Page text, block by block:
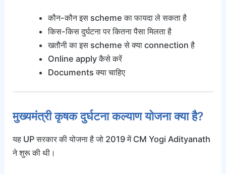
कौन-कौन इस scheme का फायदा ले सकता है
किस-किस दुर्घटना पर कितना पैसा मिलता है
खतौनी का इस scheme से क्या connection है
Online apply कैसे करें
Documents क्या चाहिए
मुख्यमंत्री कृषक दुर्घटना कल्याण योजना क्या है?
यह UP सरकार की योजना है जो 2019 में CM Yogi Adityanath
ने शुरू की थी।